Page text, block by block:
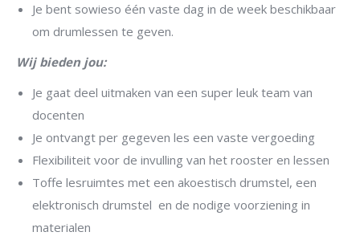
Je bent sowieso één vaste dag in de week beschikbaar
om drumlessen te geven.
Wij bieden jou:
Je gaat deel uitmaken van een super leuk team van
docenten
Je ontvangt per gegeven les een vaste vergoeding
Flexibiliteit voor de invulling van het rooster en lessen
Toffe lesruimtes met een akoestisch drumstel, een
elektronisch drumstel en de nodige voorziening in
materialen